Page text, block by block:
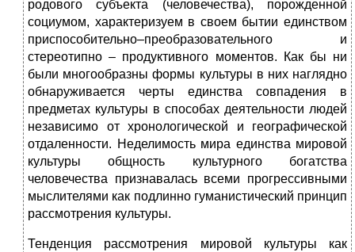
родового субъекта (человечества), порожденной
социумом, характеризуем в своем бытии единством
приспособительно–преобразовательного и
стереотипно – продуктивного моментов. Как бы ни
были многообразны формы культуры в них наглядно
обнаруживается черты единства совпадения в
предметах культуры в способах деятельности людей
независимо от хронологической и географической
отдаленности. Неделимость мира единства мировой
культуры общность культурного богатства
человечества признавалась всеми прогрессивными
мыслителями как подлинно гуманистический принцип
рассмотрения культуры.
Тенденция рассмотрения мировой культуры как